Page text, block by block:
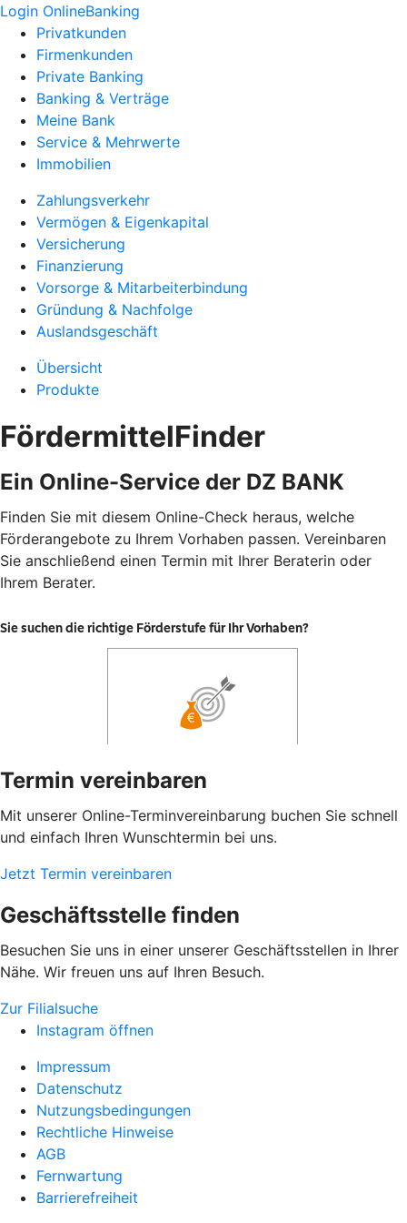
Login OnlineBanking
Privatkunden
Firmenkunden
Private Banking
Banking & Verträge
Meine Bank
Service & Mehrwerte
Immobilien
Zahlungsverkehr
Vermögen & Eigenkapital
Versicherung
Finanzierung
Vorsorge & Mitarbeiterbindung
Gründung & Nachfolge
Auslandsgeschäft
Übersicht
Produkte
FördermittelFinder
Ein Online-Service der DZ BANK
Finden Sie mit diesem Online-Check heraus, welche
Förderangebote zu Ihrem Vorhaben passen. Vereinbaren
Sie anschließend einen Termin mit Ihrer Beraterin oder
Ihrem Berater.
Termin vereinbaren
Mit unserer Online-Terminvereinbarung buchen Sie schnell
und einfach Ihren Wunschtermin bei uns.
Jetzt Termin vereinbaren
Geschäftsstelle finden
Besuchen Sie uns in einer unserer Geschäftsstellen in Ihrer
Nähe. Wir freuen uns auf Ihren Besuch.
Zur Filialsuche
Instagram öffnen
Impressum
Datenschutz
Nutzungsbedingungen
Rechtliche Hinweise
AGB
Fernwartung
Barrierefreiheit